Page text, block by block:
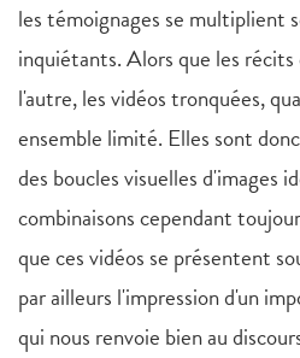
les témoignages se multiplient
inquiétants. Alors que les
l'autre, les vidéos tronquées,
ensemble limité. Elles sont
des boucles visuelles d'images
combinaisons cependant
que ces vidéos se présentent
par ailleurs l'impression d'un
qui nous renvoie bien au